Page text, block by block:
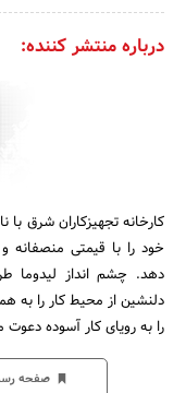
درباره منتشر کننده:
کارخانه تجهیزکاران شرق
خود را با قیمتی
دهد. چشم انداز لیدوما
دلنشین از محیط کار را به
را به رویای کار آسوده دعوت
صفحه